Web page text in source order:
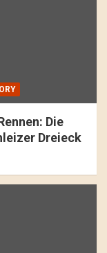
Die
Dreieck